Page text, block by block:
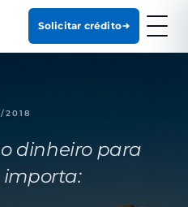
Solicitar crédito
2018
dinheiro para
importa: